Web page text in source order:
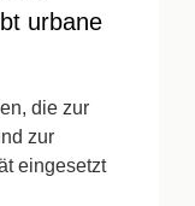
urbane
die zur
zur
eingesetzt